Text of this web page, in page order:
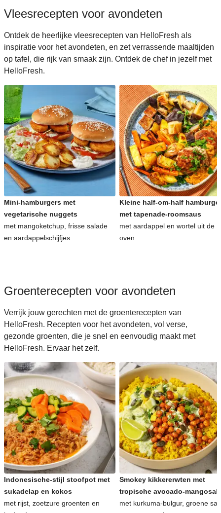
Italiaanse recepten voor avondeten
Japanse recepten voor avondeten
Makkelijke recepten voor avondeten
Snelle recepten voor avondeten
Kinderrecepten voor avondeten
Vleesrecepten voor avondeten
Ontdek de heerlijke vleesrecepten van HelloFresh als
inspiratie voor het avondeten, en zet verrassende maaltijden
op tafel, die rijk van smaak zijn. Ontdek de chef in jezelf met
HelloFresh.
Mini-hamburgers met
vegetarische nuggets
met mangoketchup, frisse salade
en aardappelschijfjes
Kleine half-om-half
met tapenade-roomsaus
met aardappel en wortel uit de
oven
Groenterecepten voor avondeten
Verrijk jouw gerechten met de groenterecepten van
HelloFresh. Recepten voor het avondeten, vol verse,
gezonde groenten, die je snel en eenvoudig maakt met
HelloFresh. Ervaar het zelf.
Indonesische-stijl stoofpot met
sukadelap en kokos
met rijst, zoetzure groenten en
Smokey kikkererwten met
tropische avocado-
met kurkuma-bulgur, groene